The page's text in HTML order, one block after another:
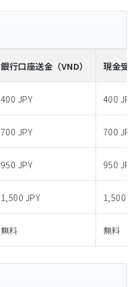
銀行口座送金 （VND） 現金受
400 JPY 400 JPY
700 JPY 700 JPY
950 JPY 950 JPY
1,500 JPY 1,500
無料 無料